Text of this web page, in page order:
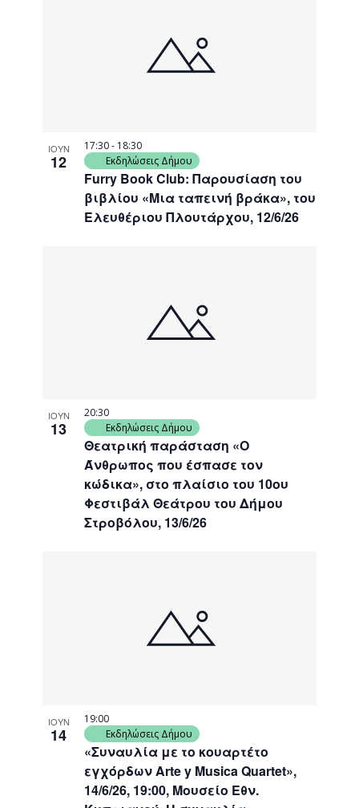
ΙΟΥΝ
12
Furry Book Club: Παρουσίαση του
βιβλίου «Μια ταπεινή βράκα», του
Ελευθέριου Πλουτάρχου, 12/6/26
17:30- 18:30
Εκδηλώσεις Δήμου
ΙΟΥΝ
13
Θεατρική παράσταση «Ο
Άνθρωπος που έσπασε τον
κώδικα», στο πλαίσιο του 10ου
Φεστιβάλ Θεάτρου του Δήμου
Στροβόλου, 13/6/26
20:30
Εκδηλώσεις Δήμου
ΙΟΥΝ
14
«Συναυλία με το κουαρτέτο
εγχόρδων Arte y Musica Quartet»,
14/6/26, 19:00, Μουσείο Εθν.
19:00
Εκδηλώσεις Δήμου